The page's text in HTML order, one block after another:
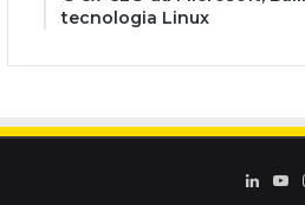
tecnologia Linux